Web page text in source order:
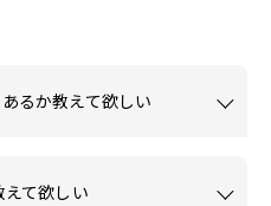
るか教えて欲しい
て欲しい